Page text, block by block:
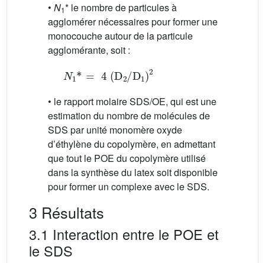
• N1* le nombre de particules à
agglomérer nécessaires pour former une
monocouche autour de la particule
agglomérante, soit :
N1 (D2/ D1) 2
• le rapport molaire SDS/OE, qui est une
estimation du nombre de molécules de
SDS par unité monomère oxyde
d’éthylène du copolymère, en admettant
que tout le POE du copolymère utilisé
dans la synthèse du latex soit disponible
pour former un complexe avec le SDS.
3 Résultats
3.1 Interaction entre le POE et
le SDS